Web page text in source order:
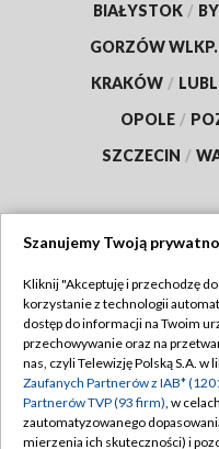
BIAŁYSTOK /
GORZÓW WLKP.
KRAKÓW /
OPOLE /
SZCZECIN /
Abonament TVP
Emisja w TVP
Centrum informacji TVP
Szanujemy Twoją
Kliknij "Akceptuję i przechodzę
korzystanie z technologii
dostęp do informacji na Twoim
przechowywanie oraz na
nas, czyli Telewizję Polską S.A. w
Zaufanych Partnerów z IAB*
Partnerów TVP (93 firm), w
zautomatyzowanego
mierzenia ich skuteczności) i